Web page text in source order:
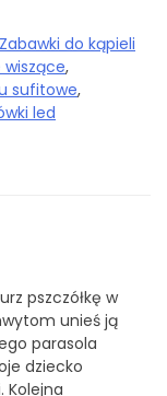
Zabawki do kąpieli
,
sufitowe,
led
pszczółkę w
unieś ją
parasola
dziecko
Kolejna